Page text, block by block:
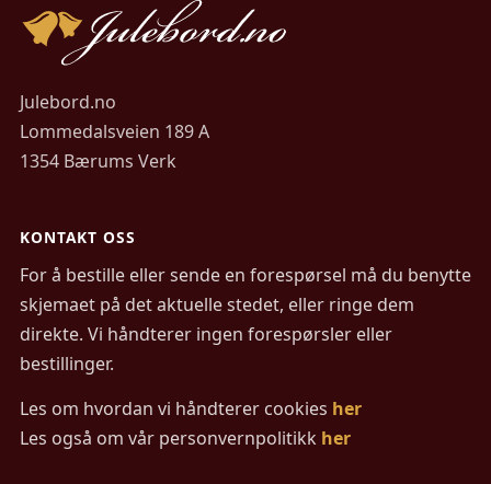
Julebord.no
Lommedalsveien 189 A
1354 Bærums Verk
KONTAKT OSS
For å bestille eller sende en forespørsel må du benytte
skjemaet på det aktuelle stedet, eller ringe dem
direkte. Vi håndterer ingen forespørsler eller
bestillinger.
Les om hvordan vi håndterer cookies her
Les også om vår personvernpolitikk her